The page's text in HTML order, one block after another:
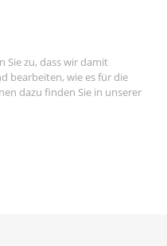
Sie zu, dass wir damit
bearbeiten, wie es für die
dazu finden Sie in unserer